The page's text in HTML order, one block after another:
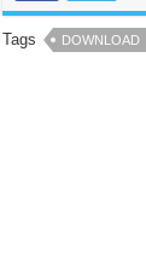
Tags DOWNLOAD